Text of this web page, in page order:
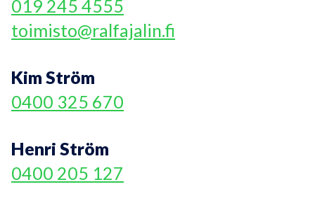
019 245 4555
toimisto@ralfajalin.fi
Kim Ström
0400 325 670
Henri Ström
0400 205 127